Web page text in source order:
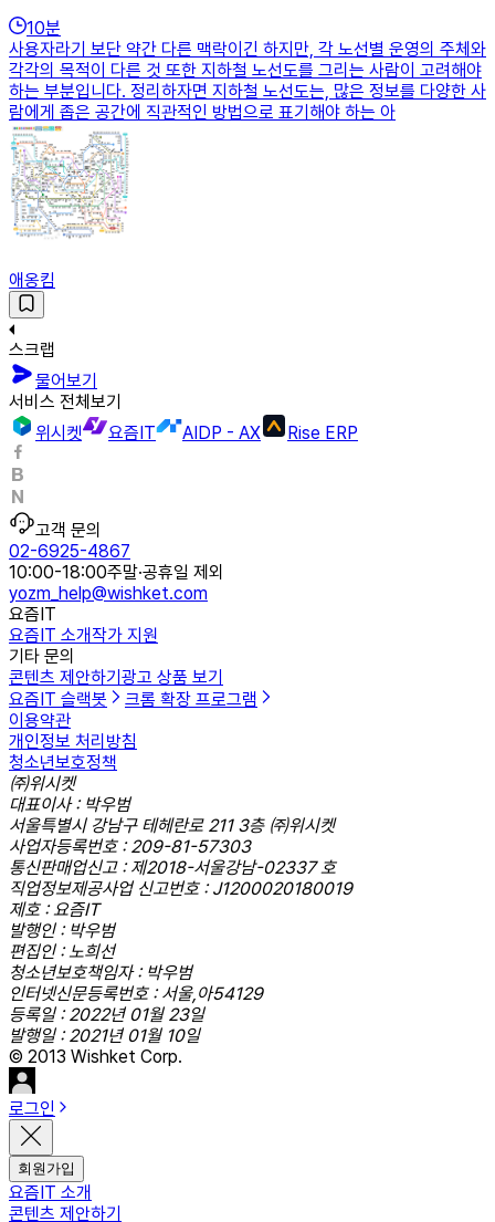
10분
사용자라기 보단 약간 다른 맥락이긴 하지만, 각 노선별 운영의 주체와
각각의 목적이 다른 것 또한 지하철 노선도를 그리는 사람이 고려해야
하는 부분입니다. 정리하자면 지하철 노선도는, 많은 정보를 다양한 사
람에게 좁은 공간에 직관적인 방법으로 표기해야 하는 아
애옹킴
스크랩
물어보기
서비스 전체보기
위시켓
요즘IT AIDP - AX Rise ERP
고객 문의
02-6925-4867
10:00-18:00주말·공휴일 제외
yozm_help@wishket.com
요즘IT
요즘IT 소개작가 지원
기타 문의
콘텐츠 제안하기 광고 상품 보기
요즘IT 슬랙봇
크롬 확장 프로그램
이용약관
개인정보 처리방침
청소년보호정책
㈜위시켓
대표이사 : 박우범
서울특별시 강남구 테헤란로 211 3층 ㈜위시켓
사업자등록번호 : 209-81-57303
통신판매업신고 : 제2018-서울강남-02337 호
직업정보제공사업 신고번호 : J1200020180019
제호 : 요즘IT
발행인 : 박우범
편집인 : 노희선
청소년보호책임자 : 박우범
인터넷신문등록번호 : 서울,아54129
등록일 : 2022년 01월 23일
발행일 : 2021년 01월 10일
© 2013 Wishket Corp.
로그인
회원가입
요즘IT 소개
콘텐츠 제안하기